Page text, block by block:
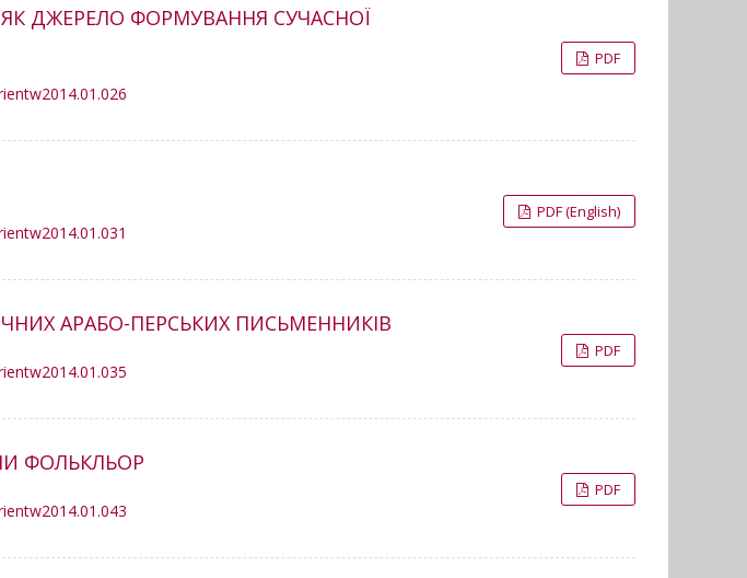
ЯК ДЖЕРЕЛО ФОРМУВАННЯ СУЧАСНОЇ
PDF
PDF (English)
АРАБО-ПЕРСЬКИХ ПИСЬМЕННИКІВ
PDF
ФОЛЬКЛЬОР
PDF